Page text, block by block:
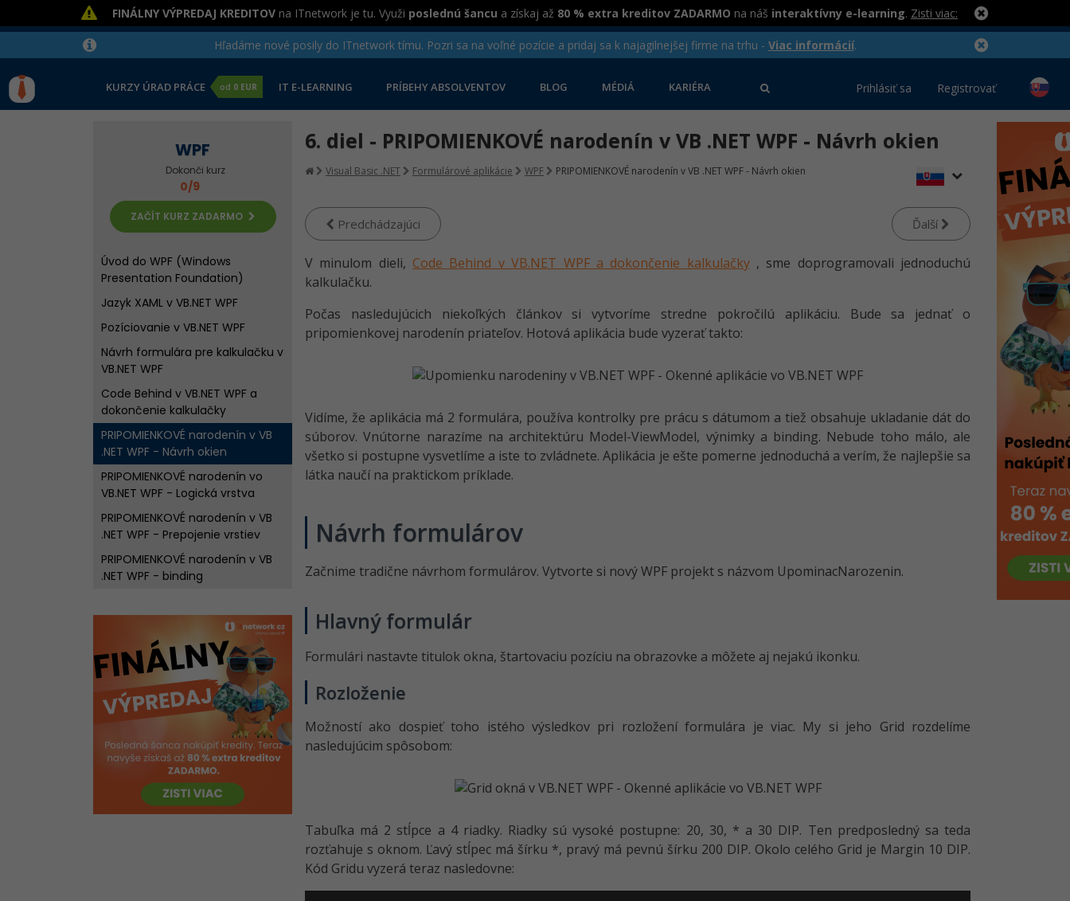
FINÁLNY VÝPREDAJ KREDITOV na ITnetwork je tu. Využi poslednú šancu a získaj až 80 % extra kreditov ZADARMO na náš interaktívny e-learning. Zisti viac:
Hľadáme nové posily do ITnetwork tímu. Pozri sa na voľné pozície a pridaj sa k najagilnejšej firme na trhu - Viac informácií.
KURZY ÚRAD PRÁCE od 0 EUR IT E-LEARNING PRÍBEHY ABSOLVENTOV BLOG MÉDIÁ KARIÉRA Prihlásiť sa Registrovať
WPF
Dokonči kurz
0/9
ZAČÍT KURZ ZADARMO
Úvod do WPF (Windows
Presentation Foundation)
Jazyk XAML v VB.NET WPF
Pozíciovanie v VB.NET WPF
Návrh formulára pre kalkulačku v
VB.NET WPF
Code Behind v VB.NET WPF a
dokončenie kalkulačky
PRIPOMIENKOVÉ narodenín v VB
.NET WPF - Návrh okien
PRIPOMIENKOVÉ narodenín vo
VB.NET WPF - Logická vrstva
PRIPOMIENKOVÉ narodenín v VB
.NET WPF - Prepojenie vrstiev
PRIPOMIENKOVÉ narodenín v VB
.NET WPF - binding
6. diel - PRIPOMIENKOVÉ narodenín v VB .NET WPF - Návrh okien
Visual Basic .NET Formulárové aplikácie WPF PRIPOMIENKOVÉ narodenín v VB .NET WPF - Návrh okien
Predchádzajúci Ďalší
V minulom dieli, Code Behind v VB.NET WPF a dokončenie kalkulačky, sme doprogramovali jednoduchú
kalkulačku.
Počas nasledujúcich niekoľkých článkov si vytvoríme stredne pokročilú aplikáciu. Bude sa jednať o
pripomienkovej narodenín priateľov. Hotová aplikácia bude vyzerať takto:
Vidíme, že aplikácia má 2 formulára, používa kontrolky pre prácu s dátumom a tiež obsahuje ukladanie dát do
súborov. Vnútorne narazíme na architektúru Model-ViewModel, výnimky a binding. Nebude toho málo, ale
všetko si postupne vysvetlíme a iste to zvládnete. Aplikácia je ešte pomerne jednoduchá a verím, že najlepšie sa
látka naučí na praktickom príklade.
Návrh formulárov
Začnime tradične návrhom formulárov. Vytvorte si nový WPF projekt s názvom UpominacNarozenin.
Hlavný formulár
Formulári nastavte titulok okna, štartovaciu pozíciu na obrazovke a môžete aj nejakú ikonku.
Rozloženie
Možností ako dospieť toho istého výsledkov pri rozložení formulára je viac. My si jeho Grid rozdelíme
nasledujúcim spôsobom:
Tabuľka má 2 stĺpce a 4 riadky. Riadky sú vysoké postupne: 20, 30, * a 30 DIP. Ten predposledný sa teda
rozťahuje s oknom. Ľavý stĺpec má šírku *, pravý má pevnú šírku 200 DIP. Okolo celého Grid je Margin 10 DIP.
Kód Gridu vyzerá teraz nasledovne: